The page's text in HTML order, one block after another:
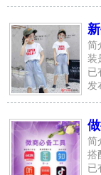
简
装
已
发
简
搭
已